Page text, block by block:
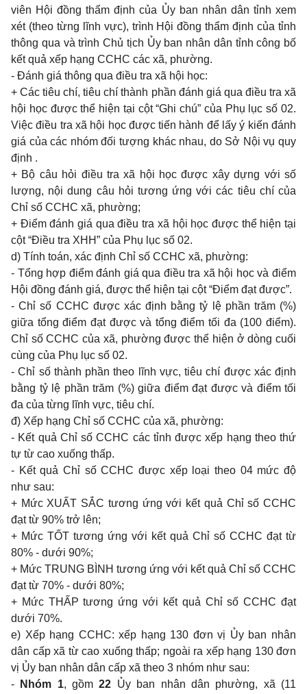
viên Hội đồng thẩm định của Ủy ban nhân dân tỉnh xem
xét (theo từng lĩnh vực), trình Hội đồng thẩm định của tỉnh
thông qua và trình Chủ tịch Ủy ban nhân dân tỉnh công bố
kết quả xếp hạng CCHC các xã, phường.
- Đánh giá thông qua điều tra xã hội học:
+ Các tiêu chí, tiêu chí thành phần đánh giá qua điều tra xã
hội học được thể hiện tại cột “Ghi chú” của Phụ lục số 02.
Việc điều tra xã hội học được tiến hành để lấy ý kiến đánh
giá của các nhóm đối tượng khác nhau, do Sở Nội vụ quy
định .
+ Bộ câu hỏi điều tra xã hội học được xây dựng với số
lượng, nội dung câu hỏi tương ứng với các tiêu chí của
Chỉ số CCHC xã, phường;
+ Điểm đánh giá qua điều tra xã hội học được thể hiện tại
cột “Điều tra XHH” của Phụ lục số 02.
d) Tính toán, xác định Chỉ số CCHC xã, phường:
- Tổng hợp điểm đánh giá qua điều tra xã hội học và điểm
Hội đồng đánh giá, được thể hiện tại cột “Điểm đạt được”.
- Chỉ số CCHC được xác định bằng tỷ lệ phần trăm (%)
giữa tổng điểm đạt được và tổng điểm tối đa (100 điểm).
Chỉ số CCHC của xã, phường được thể hiện ở dòng cuối
cùng của Phụ lục số 02.
- Chỉ số thành phần theo lĩnh vực, tiêu chí được xác định
bằng tỷ lệ phần trăm (%) giữa điểm đạt được và điểm tối
đa của từng lĩnh vực, tiêu chí.
đ) Xếp hạng Chỉ số CCHC của xã, phường:
- Kết quả Chỉ số CCHC các tỉnh được xếp hạng theo thứ
tự từ cao xuống thấp.
- Kết quả Chỉ số CCHC được xếp loại theo 04 mức độ
như sau:
+ Mức XUẤT SẮC tương ứng với kết quả Chỉ số CCHC
đạt từ 90% trở lên;
+ Mức TỐT tương ứng với kết quả Chỉ số CCHC đạt từ
80% - dưới 90%;
+ Mức TRUNG BÌNH tương ứng với kết quả Chỉ số CCHC
đạt từ 70% - dưới 80%;
+ Mức THẤP tương ứng với kết quả Chỉ số CCHC đạt
dưới 70%.
e) Xếp hạng CCHC: xếp hạng 130 đơn vị Ủy ban nhân
dân cấp xã từ cao xuống thấp; ngoài ra xếp hạng 130 đơn
vị Ủy ban nhân dân cấp xã theo 3 nhóm như sau:
-
Nhóm 1, gồm22 Ủy ban nhân dân phường, xã (11